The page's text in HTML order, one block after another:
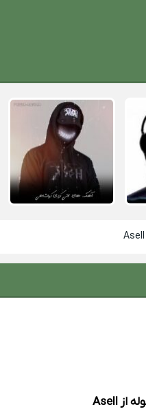
ازAsell